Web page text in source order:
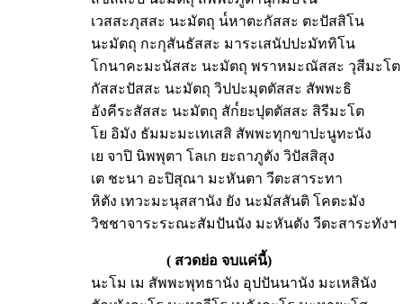
เวสสะภุสสะ นะมัตถุ น๎หาตะกัสสะ ตะปัสสิโน
นะมัตถุ กะกุสันธัสสะ มาระเสนัปปะมัททิโน
โกนาคะมะนัสสะ นะมัตถุ พราหมะณัสสะ วุสีมะโต
กัสสะปัสสะ นะมัตถุ วิปปะมุตตัสสะ สัพพะธิ
อังคีระสัสสะ นะมัตถุ สัก๎ยะปุตตัสสะ สิรีมะโต
โย อิมัง ธัมมะมะเทเสสิ สัพพะทุกขาปะนูทะนัง
เย จาปิ นิพพุตา โลเก ยะถาภูตัง วิปัสสิสุง
เต ชะนา อะปิสุณา มะหันตา วีตะสาระทา
หิตัง เทวะมะนุสสานัง ยัง นะมัสสันติ โคตะมัง
วิชชาจาระระณะสัมปันนัง มะหันตัง วีตะสาระทังฯ
(สวดย่อ จบแค่นี้)
นะโม เม สัพพะพุทธานัง อุปปันนานัง มะเหสินัง